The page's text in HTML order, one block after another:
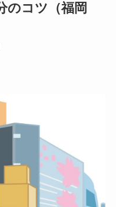
のコツ（福岡